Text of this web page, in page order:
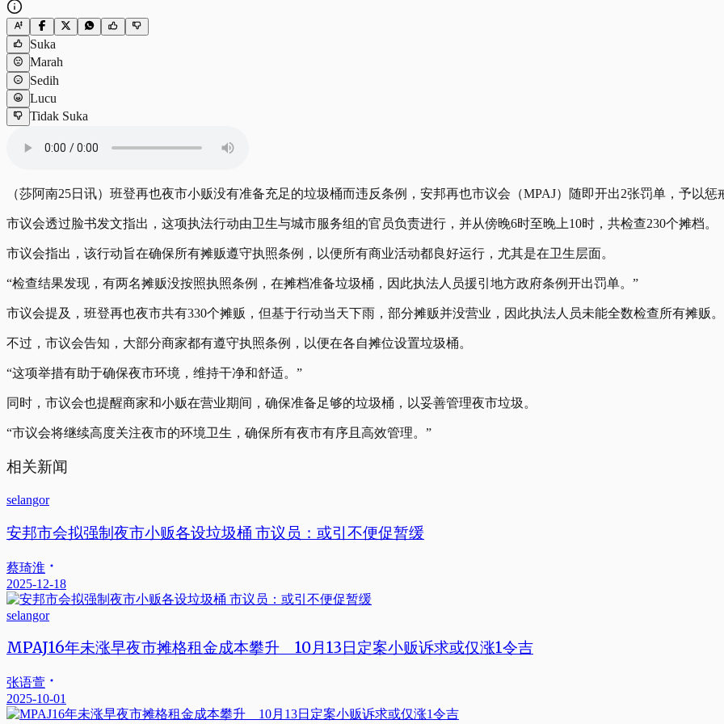
Suka
Marah
Sedih
Lucu
Tidak Suka
（莎阿南25日讯）班登再也夜市小贩没有准备充足的垃圾桶而违反条例，安邦再也市议会（MPAJ）随即开出2张罚单，予以惩
市议会透过脸书发文指出，这项执法行动由卫生与城市服务组的官员负责进行，并从傍晚6时至晚上10时，共检查230个摊档。
市议会指出，该行动旨在确保所有摊贩遵守执照条例，以便所有商业活动都良好运行，尤其是在卫生层面。
“检查结果发现，有两名摊贩没按照执照条例，在摊档准备垃圾桶，因此执法人员援引地方政府条例开出罚单。”
市议会提及，班登再也夜市共有330个摊贩，但基于行动当天下雨，部分摊贩并没营业，因此执法人员未能全数检查所有摊贩
不过，市议会告知，大部分商家都有遵守执照条例，以便在各自摊位设置垃圾桶。
“这项举措有助于确保夜市环境，维持干净和舒适。”
同时，市议会也提醒商家和小贩在营业期间，确保准备足够的垃圾桶，以妥善管理夜市垃圾。
“市议会将继续高度关注夜市的环境卫生，确保所有夜市有序且高效管理。”
相关新闻
selangor
安邦市会拟强制夜市小贩各设垃圾桶 市议员：或引不便促暂缓
蔡琦淮
2025-12-18
selangor
MPAJ16年未涨早夜市摊格租金成本攀升 10月13日定案小贩诉求或仅涨1令吉
张语萱
2025-10-01